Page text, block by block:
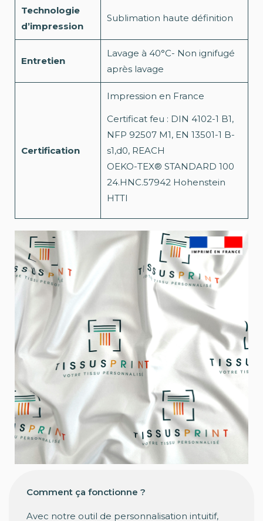
Technologie
d’impression
Sublimation haute définition
Entretien
Lavage à 40°C- Non ignifugé
après lavage
Certification
Impression en France
Certificat feu : DIN 4102-1 B1,
NFP 92507 M1, EN 13501-1 B-
s1,d0, REACH
OEKO-TEX® STANDARD 100
24.HNC.57942 Hohenstein
HTTI
Comment ça fonctionne ?
Avec notre outil de personnalisation intuitif,